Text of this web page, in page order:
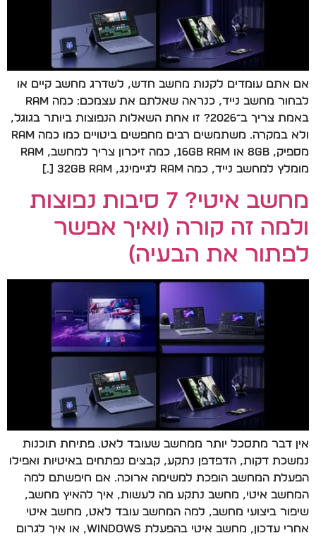
אם אתם עומדים לקנות מחשב חדש, לשדרג מחשב קיים או
לבחור מחשב נייד, כנראה שאלתם את עצמכם: כמה RAM
באמת צריך ב־2026? זו אחת השאלות הנפוצות ביותר בגוגל,
ולא במקרה. משתמשים רבים מחפשים ביטויים כמו כמה RAM
מספיק, 8GB או 16GB RAM, כמה זיכרון צריך למחשב, RAM
מומלץ למחשב נייד, כמה RAM לגיימינג, 32GB RAM […]
מחשב איטי? 7 סיבות נפוצות
ולמה זה קורה (ואיך אפשר
לפתור את הבעיה)
אין דבר מתסכל יותר ממחשב שעובד לאט. פתיחת תוכנות
נמשכת דקות, הדפדפן נתקע, קבצים נפתחים באיטיות ואפילו
הפעלת המחשב הופכת למשימה ארוכה. אם חיפשתם למה
המחשב איטי, מחשב נתקע מה לעשות, איך להאיץ מחשב,
שיפור ביצועי מחשב, למה המחשב עובד לאט, מחשב איטי
אחרי עדכון, מחשב איטי בהפעלת Windows, או איך לגרום